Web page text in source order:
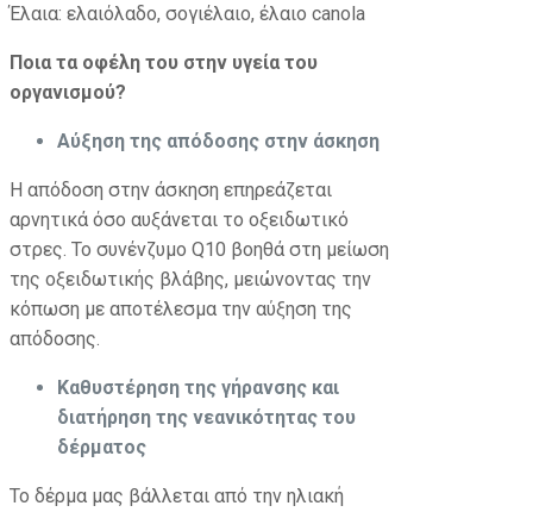
Έλαια: ελαιόλαδο, σογιέλαιο, έλαιο canola
Ποια τα οφέλη του στην υγεία του
οργανισμού?
Αύξηση της απόδοσης στην άσκηση
Η απόδοση στην άσκηση επηρεάζεται
αρνητικά όσο αυξάνεται το οξειδωτικό
στρες. Το συνένζυμο Q10 βοηθά στη μείωση
της οξειδωτικής βλάβης, μειώνοντας την
κόπωση με αποτέλεσμα την αύξηση της
απόδοσης.
Καθυστέρηση της γήρανσης και
διατήρηση της νεανικότητας του
δέρματος
Το δέρμα μας βάλλεται από την ηλιακή